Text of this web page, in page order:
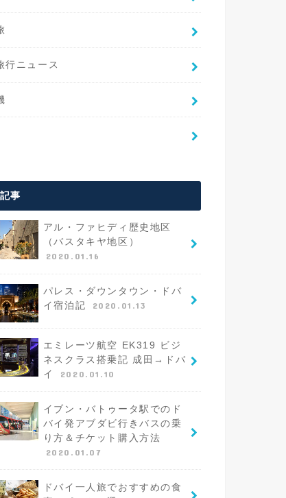
行ニュース
事
アル・ファヒディ歴史地区
（バスタキヤ地区）
2020.01.16
パレス・ダウンタウン・ドバ
イ宿泊記
2020.01.13
エミレーツ航空 EK319 ビジ
ネスクラス搭乗記 成田→ドバ
イ
2020.01.10
イブン・バトゥータ駅でのド
バイ発アブダビ行きバスの乗
り方＆チケット購入方法
2020.01.07
ドバイ一人旅でおすすめの食